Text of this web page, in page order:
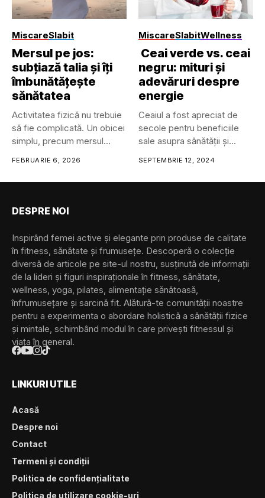
MiscareSlabit
Mersul pe jos:
subțiază talia și îți
îmbunătățește
sănătatea
Activitatea fizică nu trebuie
să fie complicată. Un obicei
simplu, precum mersul...
FEBRUARIE 6, 2026
MiscareSlabitWellness
Ceai verde vs. ceai
negru: mituri și
adevăruri despre
energie
Ceaiul a fost apreciat de
secole pentru beneficiile
sale asupra sănătății și...
SEPTEMBRIE 12, 2024
DESPRE NOI
Inspirând femei active și elegante prin produse de calitate
în fitness, sănătate și frumusețe. Descoperă o colecție
diversă de articole pe site-ul nostru, susținută de informații
de la lideri și figuri inspiraționale în fitness, sănătate,
wellness, yoga, pilates, alimentație sănătoasă,
înfrumusețare și sarcină fit. Alătură-te comunității noastre
pentru a experimenta o abordare holistică a sănătății fizice
și mintale, schimbând modul în care privești fitnessul și
viața în general.
LINKURI UTILE
Acasă
Despre noi
Contact
Termeni și condiții
Politica de confidențialitate
Politica de utilizare cookie-uri